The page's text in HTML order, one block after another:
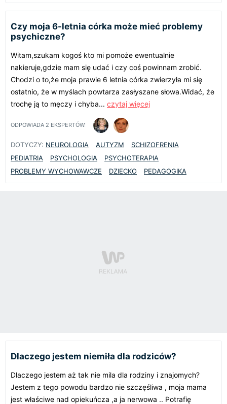
Czy moja 6-letnia córka może mieć problemy
psychiczne?
Witam,szukam kogoś kto mi pomoże ewentualnie
nakieruje,gdzie mam się udać i czy coś powinnam zrobić.
Chodzi o to,że moja prawie 6 letnia córka zwierzyła mi się
ostatnio, że w myślach powtarza zasłyszane słowa.Widać, że
trochę ją to męczy i chyba... czytaj więcej
ODPOWIADA 2 EKSPERTÓW:
DOTYCZY: NEUROLOGIA AUTYZM
SCHIZOFRENIA
PEDIATRIA
PSYCHOLOGIA
PSYCHOTERAPIA
PROBLEMY WYCHOWAWCZE
DZIECKO PEDAGOGIKA
Dlaczego jestem niemiła dla rodziców?
Dlaczego jestem aż tak nie mila dla rodziny i znajomych?
Jestem z tego powodu bardzo nie szczęśliwa , moja mama
jest właściwe nad opiekuńcza ,a ja nerwowa .. Potrafię